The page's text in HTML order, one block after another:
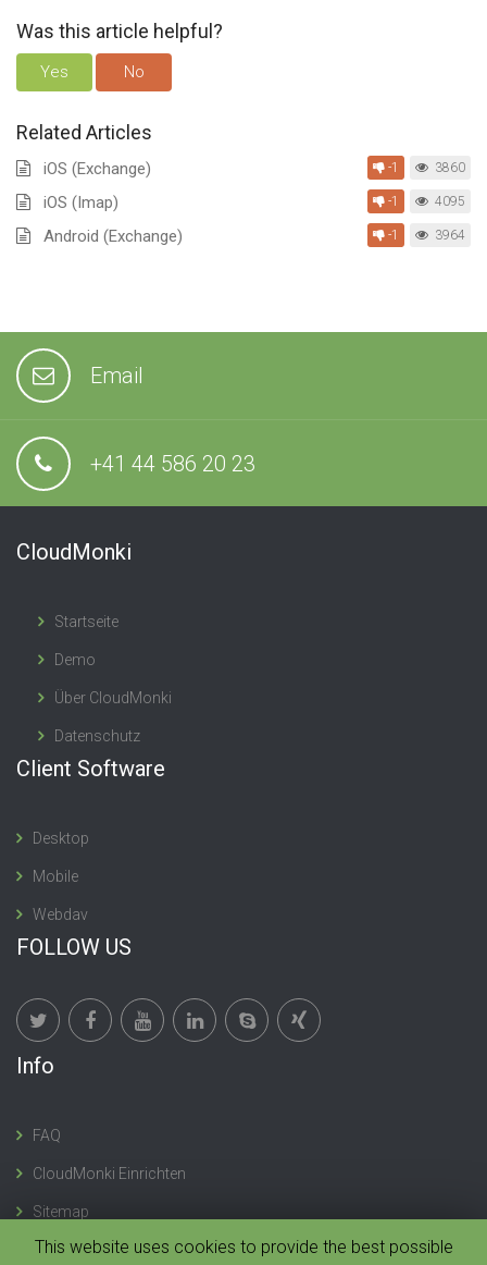
Was this article helpful?
Yes No
Related Articles
iOS (Exchange) -1 3860
iOS (Imap) -1 4095
Android (Exchange) -1 3964
Email
+41 44 586 20 23
CloudMonki
Startseite
Demo
Über CloudMonki
Datenschutz
Client Software
Desktop
Mobile
Webdav
FOLLOW US
Info
FAQ
CloudMonki Einrichten
Sitemap
This website uses cookies to provide the best possible